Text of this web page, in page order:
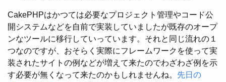
CakePHPはかつては必要なプロジェクト管理やコード公
開システムなどを自前で実装していましたが既存のオープ
ンなツールに移行していっています。それと同じ流れの１
つなのですが、おそらく実際にフレームワークを使って実
装されたサイトの例などが増えて来たのでわざわざ例を示
す必要が無くなって来たのかもしれませんね。 先日の